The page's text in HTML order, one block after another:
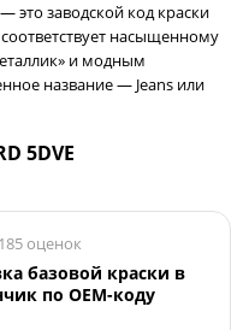
это заводской код краски
насыщенному
и модным
название — Jeans или
5DVE
185 оценок
базовой краски в
по OEM-коду